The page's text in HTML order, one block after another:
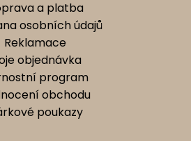
a platba
osobních údajů
Reklamace
objednávka
program
obchodu
poukazy